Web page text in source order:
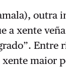
outra
a xente
Entre
maior